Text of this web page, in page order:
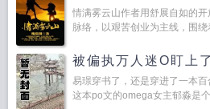
情满雾云山作者用舒展自如的
脉络，以艰苦创业为主线，围
被偏执万人迷O盯上了
易璟穿书了，还是穿进了一本
这本po文的omega女主郁淼是